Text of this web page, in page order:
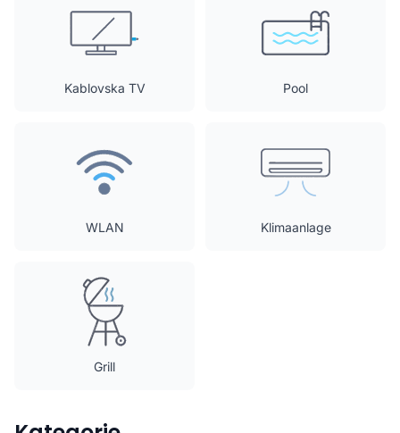
Kablovska TV Pool
WLAN Klimaanlage
Grill